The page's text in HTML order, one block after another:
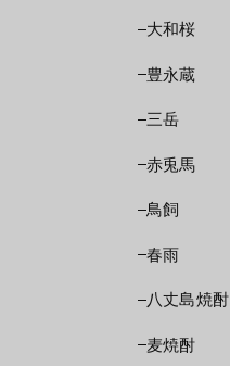
大和桜
豊永蔵
三岳
赤兎馬
鳥飼
春雨
八丈島焼酎
麦焼酎